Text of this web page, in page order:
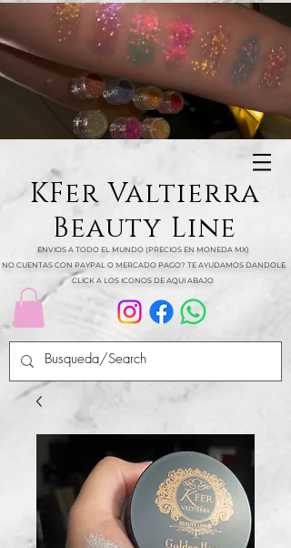
KFer Valtierra
Beauty Line
ENVIOS A TODO EL MUNDO (PRECIOS EN MONEDA MX)
NO CUENTAS CON PAYPAL O MERCADO PAGO? TE AYUDAMOS DANDOLE
CLICK A LOS ICONOS DE AQUI ABAJO